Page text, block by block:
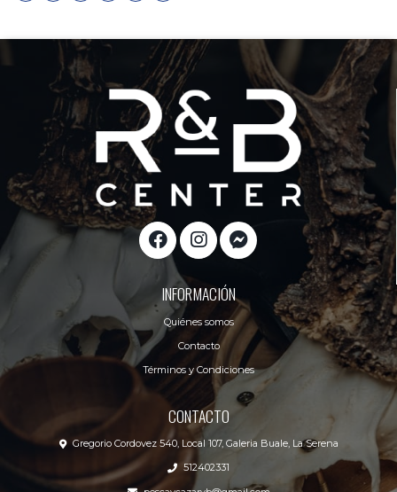
INFORMACIÓN
Quiénes somos
Contacto
Términos y Condiciones
CONTACTO
Gregorio Cordovez 540, Local 107, Galeria Buale, La Serena
512402331